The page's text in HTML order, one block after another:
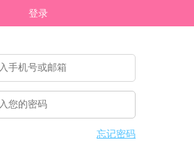
登录
忘记密码